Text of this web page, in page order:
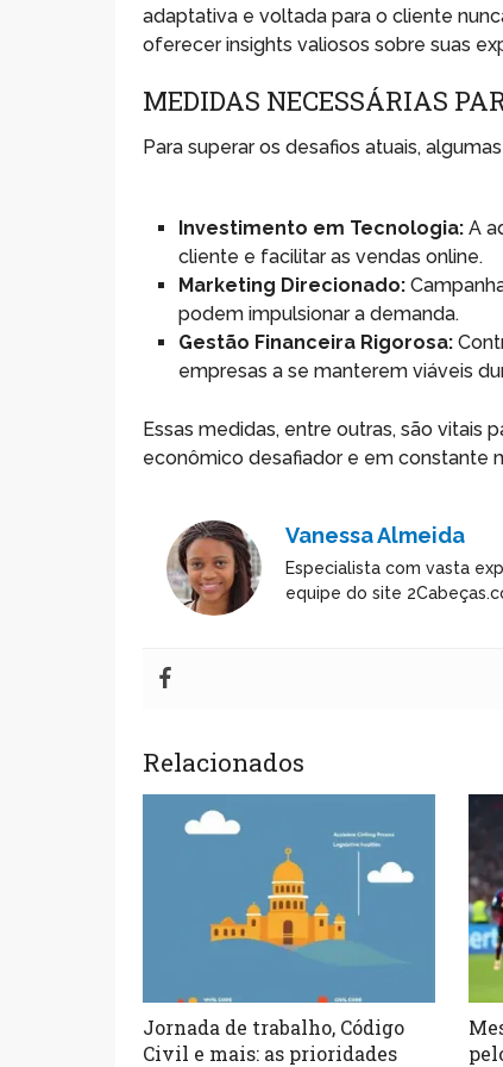
adaptativa e voltada para o cliente
oferecer insights valiosos sobre suas
MEDIDAS NECESSÁRIAS
Para superar os desafios atuais,
Investimento em Tecnologia: A
cliente e facilitar as vendas online.
Marketing Direcionado:
podem impulsionar a demanda.
Gestão Financeira Rigorosa:
empresas a se manterem viáveis
Essas medidas, entre outras, são
econômico desafiador e em constante
Vanessa Almeida
Especialista com vasta
equipe do site
Relacionados
Jornada de trabalho, Código
Civil e mais: as prioridades